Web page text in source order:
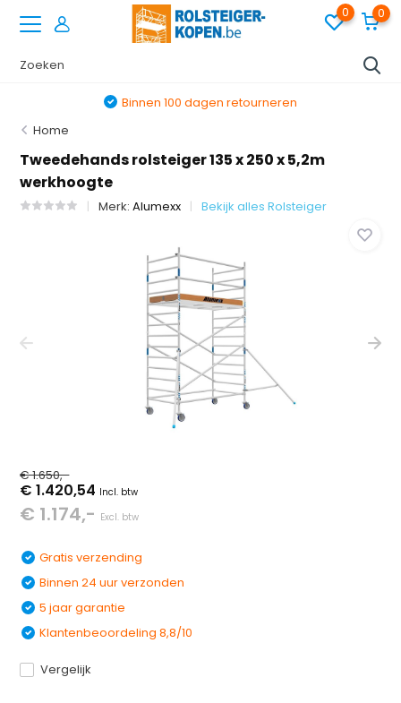
0 0
Binnen 100 dagen retourneren
Home
Tweedehands rolsteiger 135 x 250 x 5,2m
werkhoogte
Merk:Alumexx Bekijk alles Rolsteiger
€ 1.650,-
€ 1.420,54 Incl. btw
€ 1.174,- Excl. btw
Gratis verzending
Binnen 24 uur verzonden
5 jaar garantie
Klantenbeoordeling 8,8/10
Vergelijk